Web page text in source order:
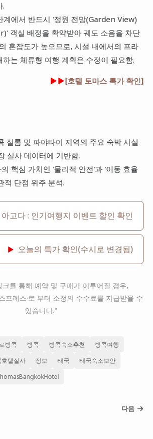
.
계에서 반드시 '정원 전망(Garden View)
객실 배정을 확약받아 궤도 소음을 차단
혼잡도가 높으므로, 시설 내에서의 프라
는 체류형 여행 계획은 수정이 필요함.
►►[호텔 토마스 특가 확인]
실롬 및 파야타이 지역의 주요 숙박 시설
실사 데이터에 기반함.
핵심 가치인 '물리적 안전'과 '이동 효율
적 단점 위주 분석.
아고다 : 인기여행지 이벤트 할인 확인
▶ 오늘의 특가 확인(수시로 변경됨)
를 통해 예약 및 구매가 이루어질 경우,
프레스·로 부터 소정의 수수료를 지급받을 수
있습니다."
방콕 방콕 방콕숙소추천 방콕여행
호텔실사 정보 태국 태국숙소보안
다음